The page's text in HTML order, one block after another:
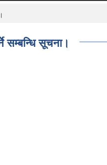
सम्बन्धि सूचना।